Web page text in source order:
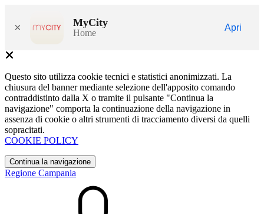
× MyCity
Home
Apri
Questo sito utilizza cookie tecnici e statistici anonimizzati. La
chiusura del banner mediante selezione dell'apposito comando
contraddistinto dalla X o tramite il pulsante "Continua la
navigazione" comporta la continuazione della navigazione in
assenza di cookie o altri strumenti di tracciamento diversi da quelli
sopracitati.
COOKIE POLICY
Continua la navigazione
Regione Campania